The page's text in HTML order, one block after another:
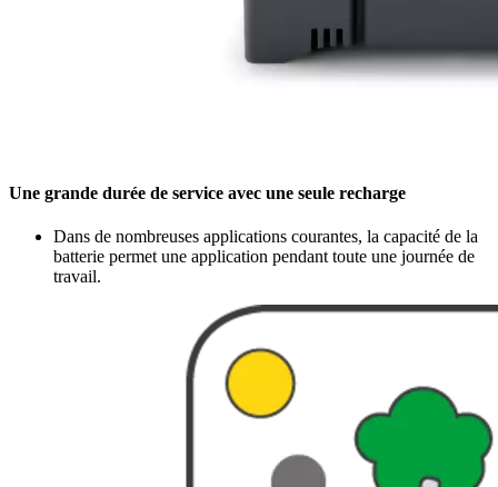
Une grande durée de service avec une seule recharge
Dans de nombreuses applications courantes, la capacité de la
batterie permet une application pendant toute une journée de
travail.